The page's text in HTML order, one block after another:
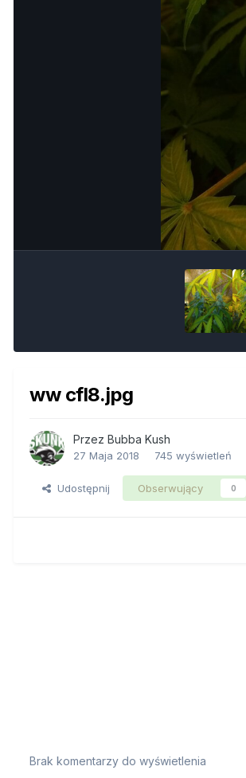
ww cfl8.jpg
Przez Bubba Kush
27 Maja 2018 745 wyświetleń
Udostępnij Obserwujący 0
Brak komentarzy do wyświetlenia